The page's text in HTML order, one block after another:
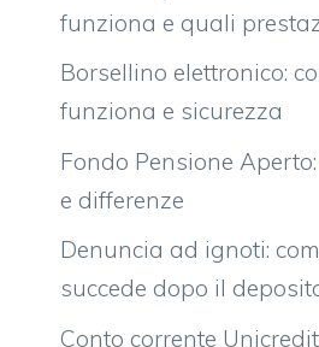
funziona e quali
Borsellino elettronico:
funziona e sicurezza
Fondo Pensione
e differenze
Denuncia ad ignoti:
succede dopo il
Conto corrente